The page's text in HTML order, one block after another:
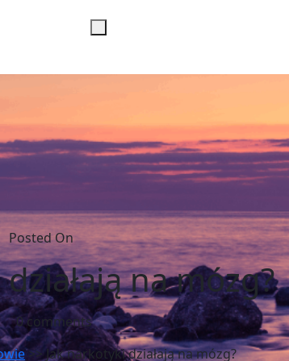
Posted On
na mózg?
0 comments
>> Jak narkotyki działają na mózg?